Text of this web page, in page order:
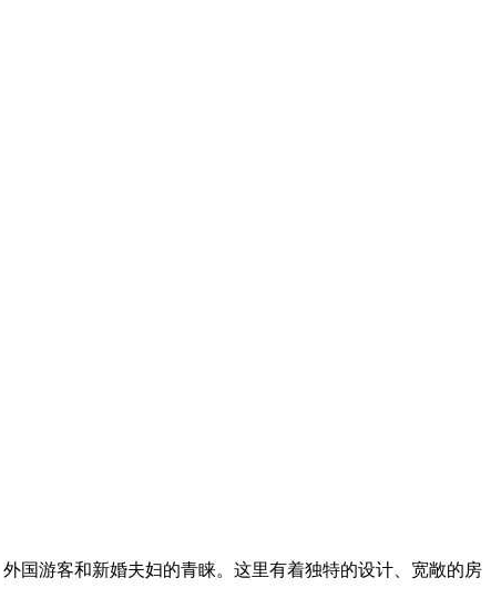
国游客和新婚夫妇的青睐。这里有着独特的设计、宽敞的房